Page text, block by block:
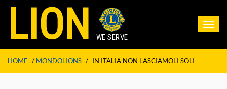
LION WE SERVE
HOME / MONDOLIONS / IN ITALIA NON LASCIAMOLI SOLI